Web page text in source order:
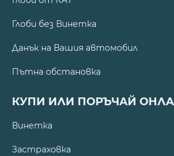
Глоби без Винетка
Данък на Вашия автомобил
Пътна обстановка
КУПИ ИЛИ ПОРЪЧАЙ
Винетка
Застраховка